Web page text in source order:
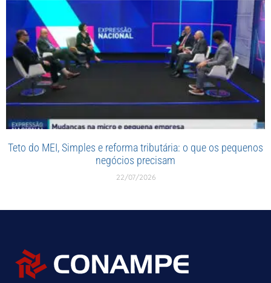
Teto do MEI, Simples e reforma tributária: o que os pequenos
negócios precisam
22/07/2026